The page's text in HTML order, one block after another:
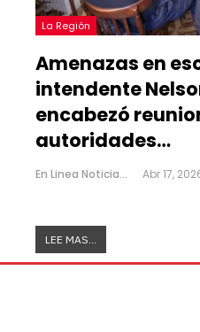
La Región
Amenazas en
intendente
encabezó
autoridades…
En Linea Noticias Abr 17,
LEE MAS...